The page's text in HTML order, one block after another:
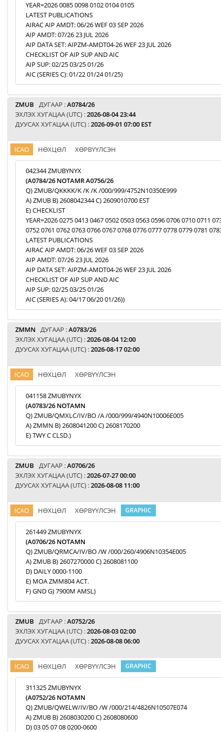
YEAR=2026 0085 0098 0102 0104 0105
LATEST PUBLICATIONS
AIRAC AIP AMDT: 06/26 WEF 03 SEP 2026
AIP AMDT: 07/26 23 JUL 2026
AIP DATA SET: AIPZM-AMDT04-26 WEF 23 JUL 2026
CHECKLIST OF AIP SUP AND AIC
AIP SUP: 02/25 03/25 01/26
AIC (SERIES C): 01/22 01/24 01/25)
ZMUB ДУГААР :A0784/26
ЭХЛЭХ ХУГАЦАА (UTC) :2026-08-04 23:44
ДУУСАХ ХУГАЦАА (UTC) :2026-09-01 07:00 EST
ICAO НӨХЦӨЛ ХӨРВҮҮЛСЭН
042344 ZMUBYNYX
(A0784/26 NOTAMR A0756/26
Q) ZMUB/QKKKK/K /K /K /000/999/4752N10350E999
A) ZMUB B) 2608042344 C) 2609010700 EST
E) CHECKLIST
YEAR=2026 0275 0413 0467 0502 0503 0563 0596 0706 0710 0711
0752 0761 0762 0763 0766 0767 0768 0776 0777 0778 0779 0781
LATEST PUBLICATIONS
AIRAC AIP AMDT: 06/26 WEF 03 SEP 2026
AIP AMDT: 07/26 23 JUL 2026
AIP DATA SET: AIPZM-AMDT04-26 WEF 23 JUL 2026
CHECKLIST OF AIP SUP AND AIC
AIP SUP: 02/25 03/25 01/26
AIC (SERIES A): 04/17 06/20 01/26))
ZMMN ДУГААР :A0783/26
ЭХЛЭХ ХУГАЦАА (UTC) :2026-08-04 12:00
ДУУСАХ ХУГАЦАА (UTC) :2026-08-17 02:00
ICAO НӨХЦӨЛ ХӨРВҮҮЛСЭН
041158 ZMUBYNYX
(A0783/26 NOTAMN
Q) ZMUB/QMXLC/IV/BO /A /000/999/4940N10006E005
A) ZMMN B) 2608041200 C) 2608170200
E) TWY C CLSD.)
ZMUB ДУГААР :A0706/26
ЭХЛЭХ ХУГАЦАА (UTC) :2026-07-27 00:00
ДУУСАХ ХУГАЦАА (UTC) :2026-08-08 11:00
ICAO НӨХЦӨЛ ХӨРВҮҮЛСЭН GRAPHIC
261449 ZMUBYNYX
(A0706/26 NOTAMN
Q) ZMUB/QRMCA/IV/BO /W /000/260/4906N10354E005
A) ZMUB B) 2607270000 C) 2608081100
D) DAILY 0000-1100
E) MOA ZMM804 ACT.
F) GND G) 7900M AMSL)
ZMUB ДУГААР :A0752/26
ЭХЛЭХ ХУГАЦАА (UTC) :2026-08-03 02:00
ДУУСАХ ХУГАЦАА (UTC) :2026-08-08 06:00
ICAO НӨХЦӨЛ ХӨРВҮҮЛСЭН GRAPHIC
311325 ZMUBYNYX
(A0752/26 NOTAMN
Q) ZMUB/QWELW/IV/BO /W /000/214/4826N10507E074
A) ZMUB B) 2608030200 C) 2608080600
D) 03 05 07 08 0200-0600